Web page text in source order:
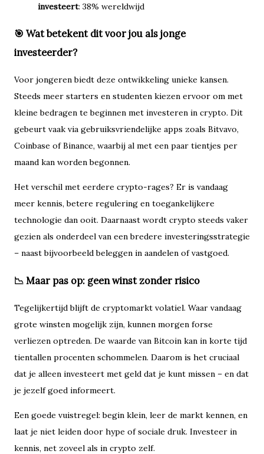
investeert: 38% wereldwijd
🎯 Wat betekent dit voor jou als jonge
investeerder?
Voor jongeren biedt deze ontwikkeling unieke kansen.
Steeds meer starters en studenten kiezen ervoor om met
kleine bedragen te beginnen met investeren in crypto. Dit
gebeurt vaak via gebruiksvriendelijke apps zoals Bitvavo,
Coinbase of Binance, waarbij al met een paar tientjes per
maand kan worden begonnen.
Het verschil met eerdere crypto-rages? Er is vandaag
meer kennis, betere regulering en toegankelijkere
technologie dan ooit. Daarnaast wordt crypto steeds vaker
gezien als onderdeel van een bredere investeringsstrategie
– naast bijvoorbeeld beleggen in aandelen of vastgoed.
📉 Maar pas op: geen winst zonder risico
Tegelijkertijd blijft de cryptomarkt volatiel. Waar vandaag
grote winsten mogelijk zijn, kunnen morgen forse
verliezen optreden. De waarde van Bitcoin kan in korte tijd
tientallen procenten schommelen. Daarom is het cruciaal
dat je alleen investeert met geld dat je kunt missen – en dat
je jezelf goed informeert.
Een goede vuistregel: begin klein, leer de markt kennen, en
laat je niet leiden door hype of sociale druk. Investeer in
kennis, net zoveel als in crypto zelf.